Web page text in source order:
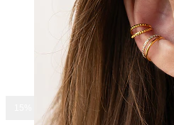
15% ATLAIDE VISĀM ROTĀM